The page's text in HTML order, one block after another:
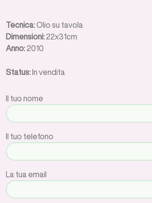
Tecnica:Olio su tavola
Dimensioni: 22x31cm
Anno: 2010
Status: In vendita
Il tuo nome
Il tuo telefono
La tua email